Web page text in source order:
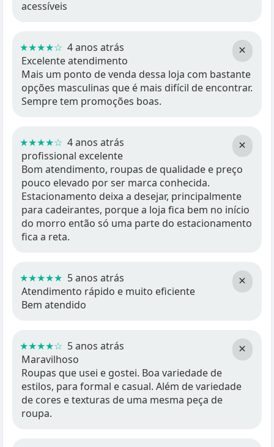
acessíveis
×
★★★★☆ 4 anos atrás
Excelente atendimento
Mais um ponto de venda dessa loja com bastante
opções masculinas que é mais difícil de encontrar.
Sempre tem promoções boas.
×
★★★★☆ 4 anos atrás
profissional excelente
Bom atendimento, roupas de qualidade e preço
pouco elevado por ser marca conhecida.
Estacionamento deixa a desejar, principalmente
para cadeirantes, porque a loja fica bem no início
do morro então só uma parte do estacionamento
fica a reta.
×
★★★★★ 5 anos atrás
Atendimento rápido e muito eficiente
Bem atendido
×
★★★★☆ 5 anos atrás
Maravilhoso
Roupas que usei e gostei. Boa variedade de
estilos, para formal e casual. Além de variedade
de cores e texturas de uma mesma peça de
roupa.